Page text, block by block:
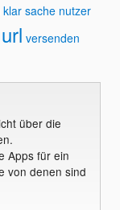
klar sache nutzer
url versenden
über die
Apps für ein
von denen sind